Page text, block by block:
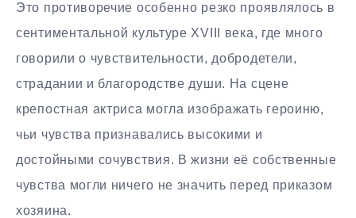
Это противоречие особенно резко проявлялось в
сентиментальной культуре XVIII века, где много
говорили о чувствительности, добродетели,
страдании и благородстве души. На сцене
крепостная актриса могла изображать героиню,
чьи чувства признавались высокими и
достойными сочувствия. В жизни её собственные
чувства могли ничего не значить перед приказом
хозяина.